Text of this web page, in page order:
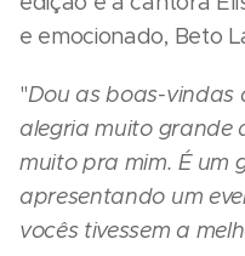
e emocionado, Beto
"Dou as boas-vindas
alegria muito grande
muito pra mim. É um
apresentando um
vocês tivessem a